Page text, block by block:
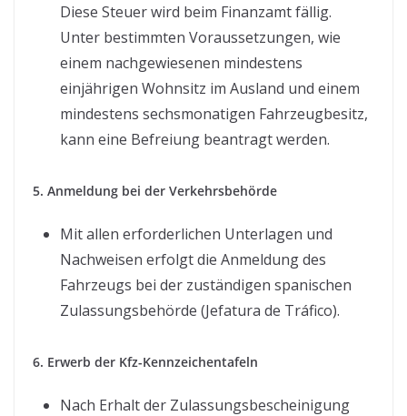
Diese Steuer wird beim Finanzamt fällig.
Unter bestimmten Voraussetzungen, wie
einem nachgewiesenen mindestens
einjährigen Wohnsitz im Ausland und einem
mindestens sechsmonatigen Fahrzeugbesitz,
kann eine Befreiung beantragt werden.
5. Anmeldung bei der Verkehrsbehörde
Mit allen erforderlichen Unterlagen und
Nachweisen erfolgt die Anmeldung des
Fahrzeugs bei der zuständigen spanischen
Zulassungsbehörde (Jefatura de Tráfico).
6. Erwerb der Kfz-Kennzeichentafeln
Nach Erhalt der Zulassungsbescheinigung